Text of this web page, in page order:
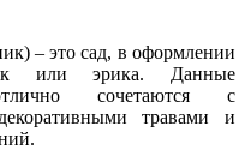
– это сад, в оформлении
или эрика. Данные
сочетаются с
травами и